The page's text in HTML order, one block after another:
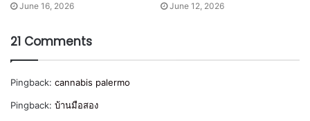
June 16, 2026 June 12, 2026
21 Comments
Pingback: cannabis palermo
Pingback: บ้านมือสอง